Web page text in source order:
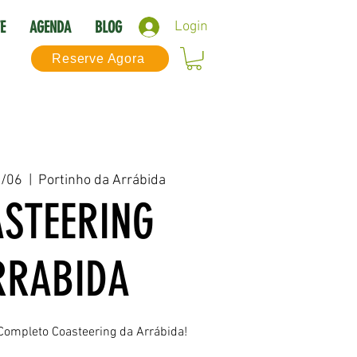
Login
AGENDA BLOG
Reserve Agora
06 Portinho da Arrábida
Coasteering da Arrábida!